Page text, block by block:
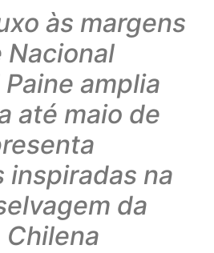
às margens
Nacional
amplia
até maio de
inspiradas na
da
Chilena